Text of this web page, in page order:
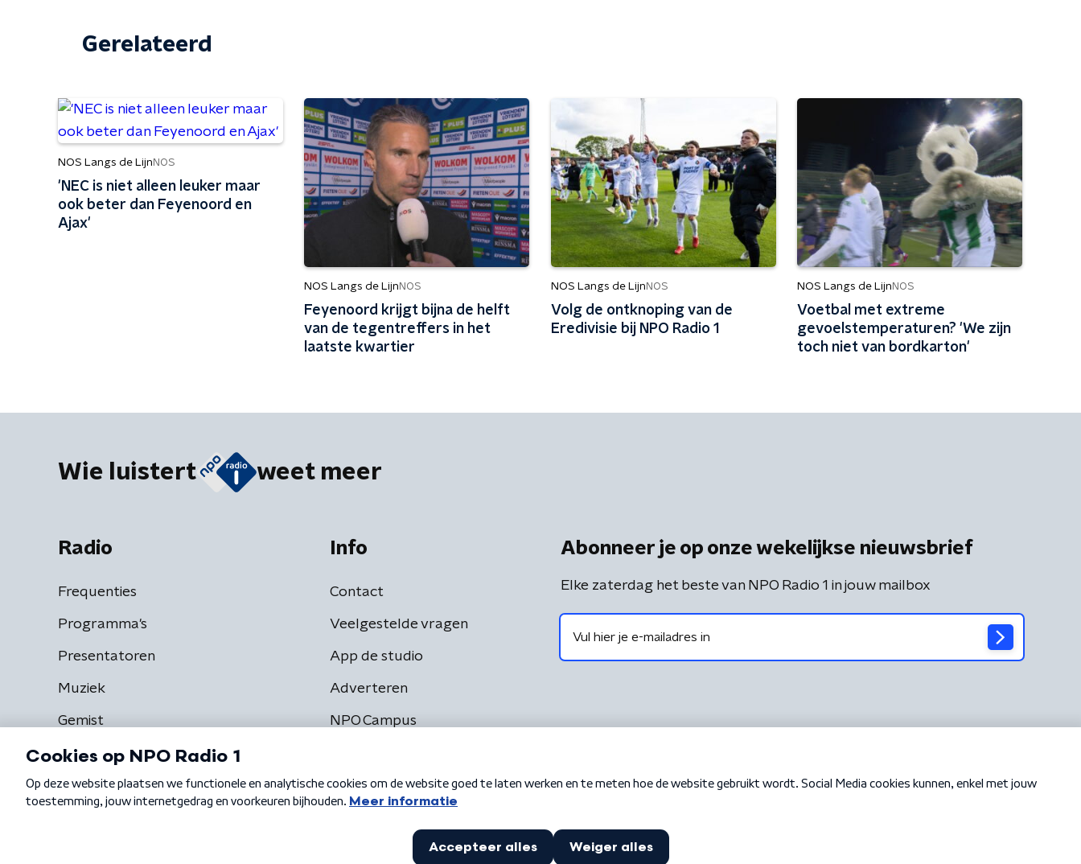
Gerelateerd
NOS Langs de Lijn NOS
'NEC is niet alleen leuker maar
ook beter dan Feyenoord en
Ajax'
NOS Langs de Lijn NOS
Feyenoord krijgt bijna de helft
van de tegentreffers in het
laatste kwartier
NOS Langs de Lijn NOS
Volg de ontknoping van de
Eredivisie bij NPO Radio 1
NOS Langs de Lijn NOS
Voetbal met extreme
gevoelstemperaturen? 'We zijn
toch niet van bordkarton'
Wie luistert weet meer
Radio
Frequenties
Programma's
Presentatoren
Muziek
Gemist
Info
Contact
Veelgestelde vragen
App de studio
Adverteren
NPO Campus
Abonneer je op onze wekelijkse nieuwsbrief
Elke zaterdag het beste van NPO Radio 1 in jouw mailbox
Algemene voorwaarden Privacybeleid